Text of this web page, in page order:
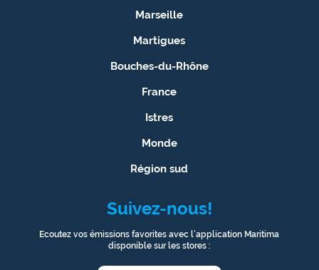
Marseille
Martigues
Bouches-du-Rhône
France
Istres
Monde
Région sud
Suivez-nous!
Ecoutez vos émissions favorites avec l’application Maritima
disponible sur les stores :